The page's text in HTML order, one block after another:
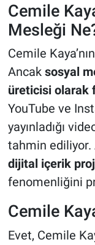
Cemile
Mesleği
Cemile
Ancak sosyal
üreticisi olarak
YouTube ve
yayınladığı
tahmin ediliyor.
dijital içerik
fenomenliğini
Cemile
Evet, Cemile